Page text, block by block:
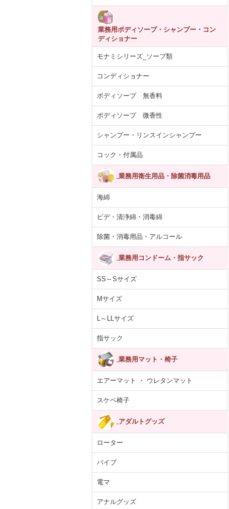
業務用ボディソープ・シャンプー・コン
ディショナー
モナミシリーズ_ソープ類
コンディショナー
ボディソープ 無香料
ボディソープ 微香性
シャンプー・リンスインシャンプー
コック・付属品
業務用衛生用品・除菌消毒用品
海綿
ビデ・清浄綿・消毒綿
除菌・消毒用品・アルコール
業務用コンドーム・指サック
SS～Sサイズ
Mサイズ
L～LLサイズ
指サック
業務用マット・椅子
エアーマット ・ ウレタンマット
スケベ椅子
アダルトグッズ
ローター
バイブ
電マ
アナルグッズ